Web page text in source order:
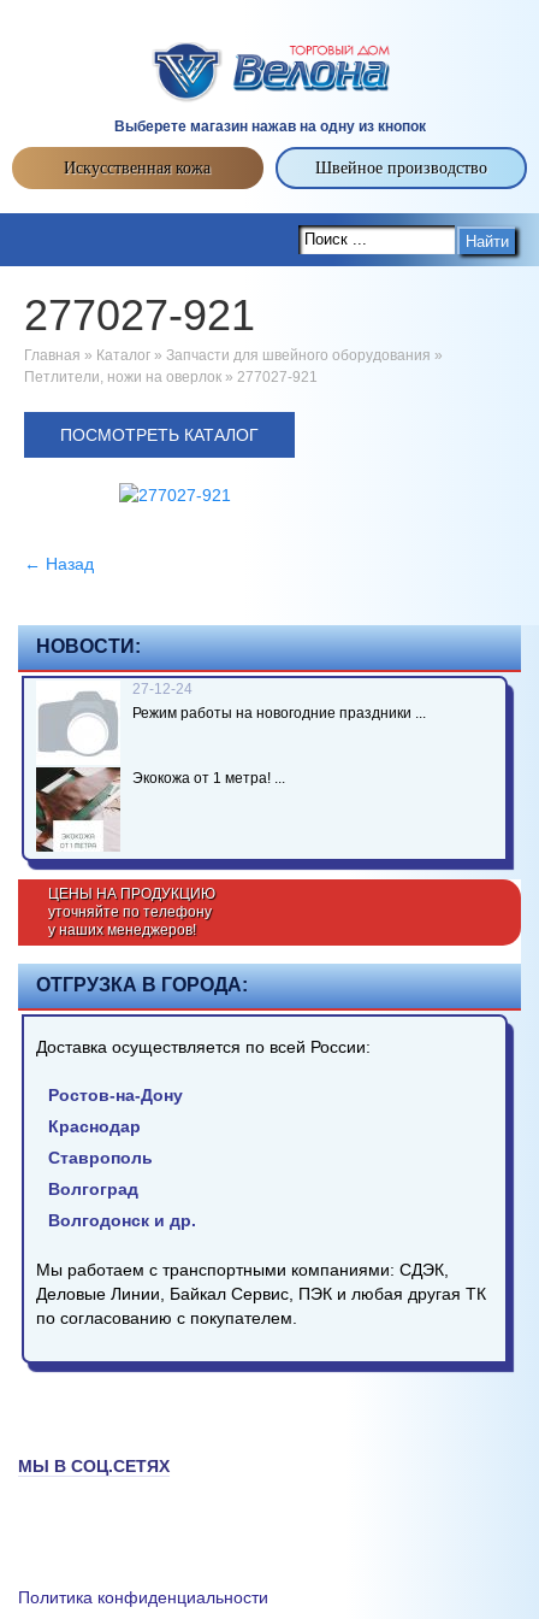
Выберете магазин нажав на одну из кнопок
Искусственная кожа Швейное производство
Найти
НОВОСТИ:
27-12-24
Режим работы на новогодние праздники ...
Экокожа от 1 метра! ...
ЦЕНЫ НА ПРОДУКЦИЮ
уточняйте по телефону
у наших менеджеров!
ОТГРУЗКА В ГОРОДА:
Доставка осуществляется по всей России:
Ростов-на-Дону
Краснодар
Ставрополь
Волгоград
Волгодонск и др.
Мы работаем с транспортными компаниями: СДЭК,
Деловые Линии, Байкал Сервис, ПЭК и любая другая ТК
по согласованию с покупателем.
МЫ В СОЦ.СЕТЯХ
Политика конфиденциальности
277027-921
Главная » Каталог » Запчасти для швейного оборудования »
Петлители, ножи на оверлок » 277027-921
ПОСМОТРЕТЬ КАТАЛОГ
← Назад